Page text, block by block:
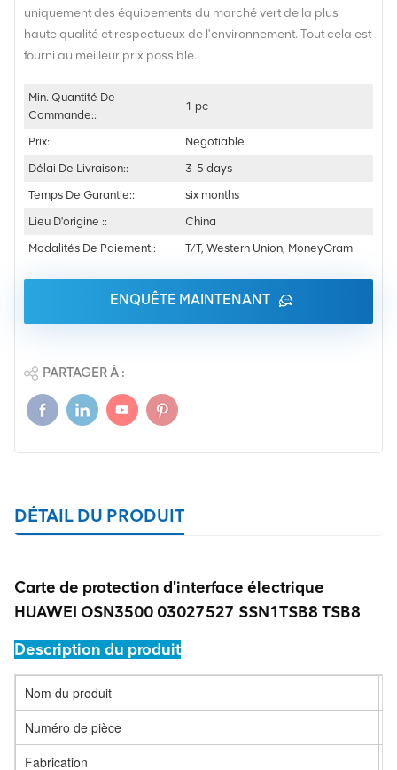
uniquement des équipements du marché vert de la plus
haute qualité et respectueux de l'environnement. Tout cela est
fourni au meilleur prix possible.
Min. Quantité De
Commande::
1 pc
Prix::
Negotiable
Délai De Livraison::
3-5 days
Temps De Garantie::
six months
Lieu D'origine ::
China
Modalités De Paiement::
T/T, Western Union, MoneyGram
ENQUÊTE MAINTENANT
PARTAGER À :
DÉTAIL DU PRODUIT
Carte de protection d'interface électrique
HUAWEI OSN3500 03027527 SSN1TSB8 TSB8
Description du produit
Nom du produit
Numéro de pièce
Fabrication